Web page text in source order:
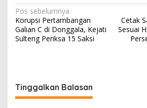
Navigasi
pos
Pos sebelumnya
Korupsi Pertambangan
Galian C di Donggala, Kejati
Sulteng Periksa 15 Saksi
Cetak
Sesuai
Tinggalkan Balasan